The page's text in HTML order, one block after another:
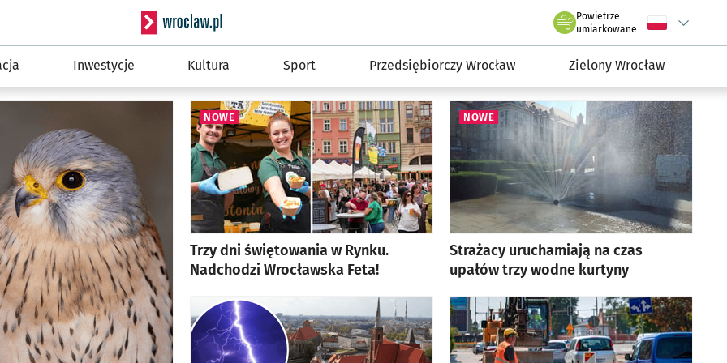
Serwis informacyjny wroclaw.plPowietrze
we Wrocławiu
umiarkowane Wybierz język
Inwestycje Kultura Sport Przedsiębiorczy Wrocław Zielony Wrocław
Trzy dni świętowania w Rynku.
Nadchodzi Wrocławska Feta!
NOWE
Strażacy uruchamiają na czas
upałów trzy wodne kurtyny
NOWE